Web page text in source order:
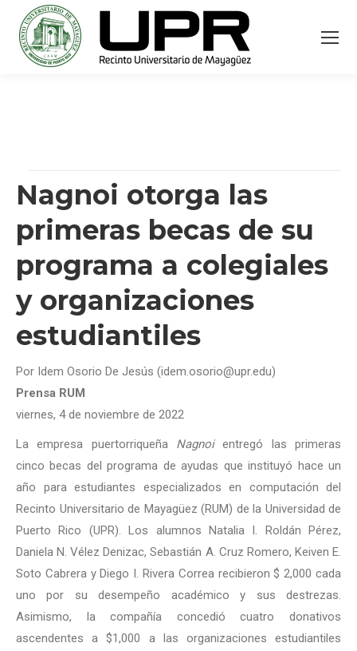
Nagnoi otorga las
primeras becas de su
programa a colegiales
y organizaciones
estudiantiles
Por Idem Osorio De Jesús (idem.osorio@upr.edu)
Prensa RUM
viernes, 4 de noviembre de 2022
La empresa puertorriqueñaNagnoientregó las primeras
cinco becas del programa de ayudas que instituyó hace un
año para estudiantes especializados en computación del
Recinto Universitario de Mayagüez (RUM) de la Universidad de
Puerto Rico (UPR). Los alumnos Natalia I. Roldán Pérez,
Daniela N. Vélez Denizac, Sebastián A. Cruz Romero, Keiven E.
Soto Cabrera y Diego I. Rivera Correa recibieron $ 2,000 cada
uno por su desempeño académico y sus destrezas.
Asimismo, la compañía concedió cuatro donativos
ascendentes a $1,000 a las organizaciones estudiantiles